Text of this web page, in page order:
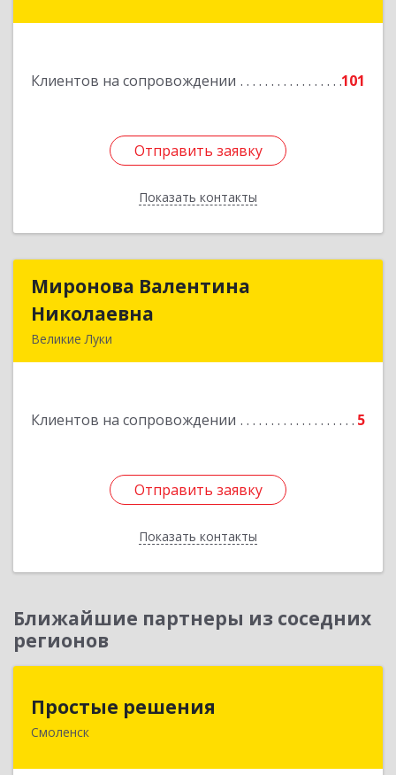
Клиентов на сопровождении 101
Отправить заявку
Показать контакты
Отправить заявку
Назад
Миронова Валентина
Николаевна
Великие Луки
Клиентов на сопровождении 5
Отправить заявку
Показать контакты
Миронова Валентина
Отправить заявку
Назад
Ближайшие партнеры из соседних
регионов
Простые решения
Смоленск
214015, Смоленская обл, Смоленск г, Большая